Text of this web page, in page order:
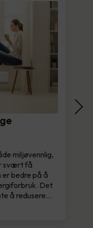
miljøvennlig,
svært få
er bedre på å
Det
å redusere…